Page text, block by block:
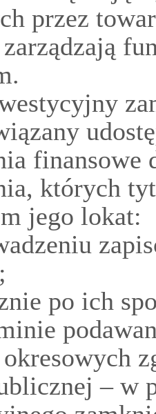
przez
których
jego lokat:
po ich
– w